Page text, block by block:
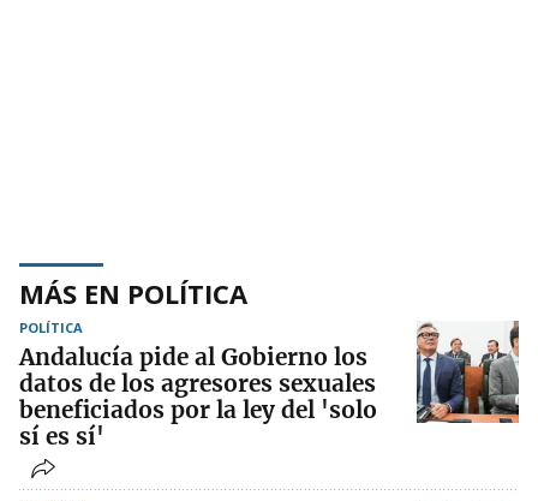
MÁS EN POLÍTICA
POLÍTICA
Andalucía pide al Gobierno los
datos de los agresores sexuales
beneficiados por la ley del 'solo
sí es sí'